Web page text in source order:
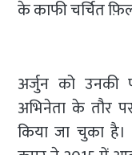
के काफी चर्चित
अर्जुन को उनकी
अभिनेता के तौर
किया जा चुका